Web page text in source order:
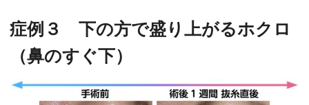
症例３ 下の方で盛り上がるホクロ
（鼻のすぐ下）